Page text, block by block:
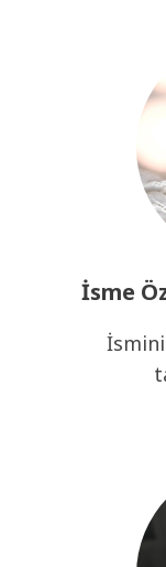
İsme